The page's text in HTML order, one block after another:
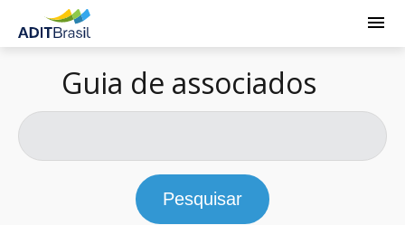
Guia de associados
Pesquisar